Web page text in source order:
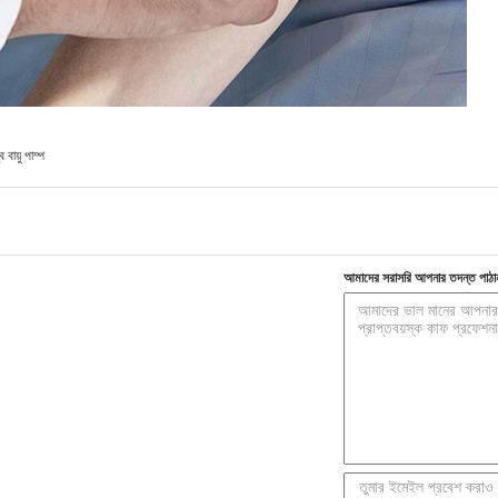
বায়ু পাম্প
আমাদের সরাসরি আপনার তদন্ত